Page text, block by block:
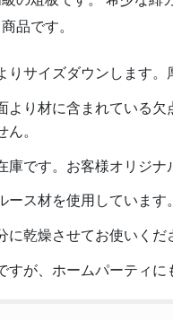
品です。
りサイズダウンします
より材に含まれている
。
庫です。お客様オリジ
ース材を使用しています
に乾燥させてお使いくだ
すが、ホームパーティに